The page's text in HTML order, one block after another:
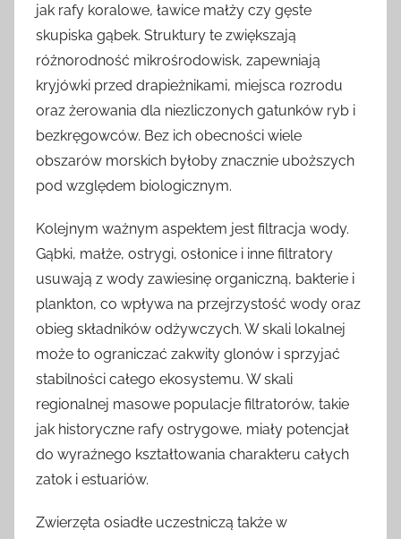
jak rafy koralowe, ławice małży czy gęste
skupiska gąbek. Struktury te zwiększają
różnorodność mikrośrodowisk, zapewniają
kryjówki przed drapieżnikami, miejsca rozrodu
oraz żerowania dla niezliczonych gatunków ryb i
bezkręgowców. Bez ich obecności wiele
obszarów morskich byłoby znacznie uboższych
pod względem biologicznym.
Kolejnym ważnym aspektem jest filtracja wody.
Gąbki, małże, ostrygi, osłonice i inne filtratory
usuwają z wody zawiesinę organiczną, bakterie i
plankton, co wpływa na przejrzystość wody oraz
obieg składników odżywczych. W skali lokalnej
może to ograniczać zakwity glonów i sprzyjać
stabilności całego ekosystemu. W skali
regionalnej masowe populacje filtratorów, takie
jak historyczne rafy ostrygowe, miały potencjał
do wyraźnego kształtowania charakteru całych
zatok i estuariów.
Zwierzęta osiadłe uczestniczą także w